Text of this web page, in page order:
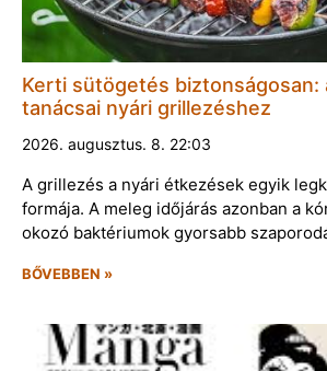
Kerti sütögetés biztonságosan:
tanácsai nyári grillezéshez
2026. augusztus. 8. 22:03
A grillezés a nyári étkezések egyik
formája. A meleg időjárás azonban a
okozó baktériumok gyorsabb
BŐVEBBEN »